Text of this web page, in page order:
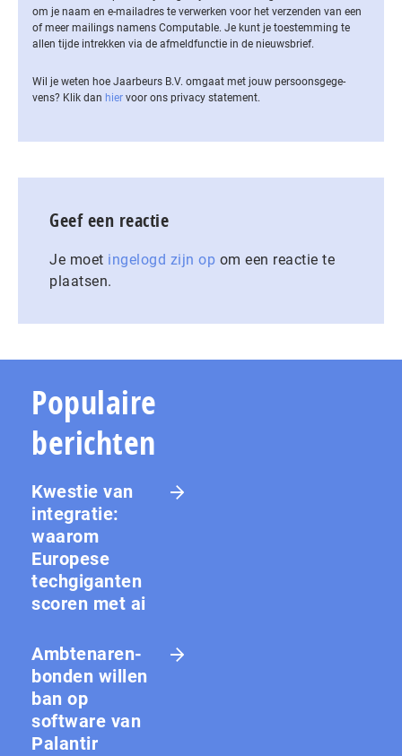
om je naam en e-mailadres te verwerken voor het verzenden van een
of meer mailings namens Computable. Je kunt je toestemming te
allen tijde intrekken via de af­meld­func­tie in de nieuwsbrief.
Wil je weten hoe Jaarbeurs B.V. omgaat met jouw per­soons­ge­ge­
vens? Klik dan hier voor ons privacy statement.
Geef een reactie
Je moet ingelogd zijn op om een reactie te
plaatsen.
Populaire
berichten
Kwestie van
integratie:
waarom
Europese
techgiganten
scoren met ai
Amb­te­na­ren­
bon­den willen
ban op
software van
Palantir